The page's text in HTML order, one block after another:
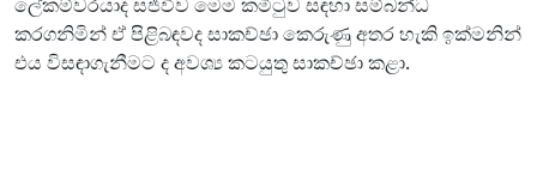
කරගනිමින් ඒ පිළිබඳවද සාකච්ඡා කෙරුණු අතර හැකි ඉක්මනින්
එය විසඳාගැනීමට ද අවශ්‍ය කටයුතු සාකච්ඡා කළා.